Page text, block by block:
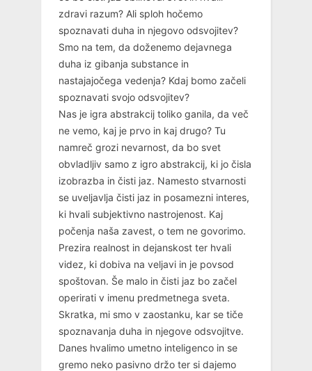
zdravi razum? Ali sploh hočemo
spoznavati duha in njegovo odsvojitev?
Smo na tem, da doženemo dejavnega
duha iz gibanja substance in
nastajajočega vedenja? Kdaj bomo začeli
spoznavati svojo odsvojitev?
Nas je igra abstrakcij toliko ganila, da več
ne vemo, kaj je prvo in kaj drugo? Tu
namreč grozi nevarnost, da bo svet
obvladljiv samo z igro abstrakcij, ki jo čisla
izobrazba in čisti jaz. Namesto stvarnosti
se uveljavlja čisti jaz in posamezni interes,
ki hvali subjektivno nastrojenost. Kaj
počenja naša zavest, o tem ne govorimo.
Prezira realnost in dejanskost ter hvali
videz, ki dobiva na veljavi in je povsod
spoštovan. Še malo in čisti jaz bo začel
operirati v imenu predmetnega sveta.
Skratka, mi smo v zaostanku, kar se tiče
spoznavanja duha in njegove odsvojitve.
Danes hvalimo umetno inteligenco in se
gremo neko pasivno držo ter si dajemo